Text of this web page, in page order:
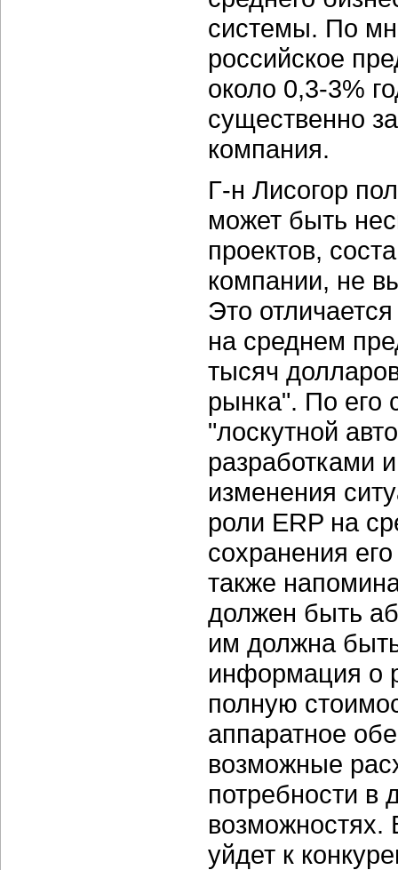
системы. По
российское
около 0,3-3%
существенно
компания.
Г-н Лисогор
может быть
проектов,
компании, не
Это
на среднем
тысяч
рынка". По его
"лоскутной
разработками
изменения
роли ERP на
сохранения
также
должен быть
им должна
информация о
полную
аппаратное
возможные
потребности в
возможностях.
уйдет к